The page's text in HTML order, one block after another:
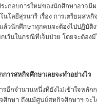
ะกอบการใหม่ของนักศึกษาอาจมี
โลยีสุรนารี เรื่อง การเตรียมสห
แล้วนักศึกษาทุกคนจะต้องไปปฏิบั
เว้นในกรณีที่เจ็บป่วย โดยจะต้อง
ารสหกิจศึกษาเลยจะทำอย่างไร
รอีกจำนวนหนึ่งที่ยังไม่เข้าใจหลั
ศึกษา ถึงแม้ศูนย์สหกิจศึกษาฯ จะ